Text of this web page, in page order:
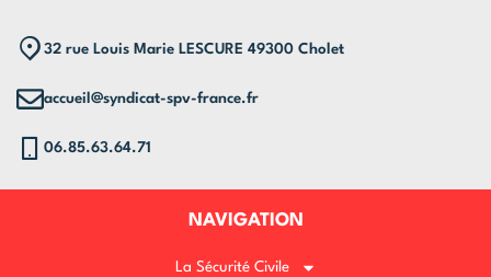
32 rue Louis Marie LESCURE 49300 Cholet
accueil@syndicat-spv-france.fr
06.85.63.64.71
NAVIGATION
La Sécurité Civile